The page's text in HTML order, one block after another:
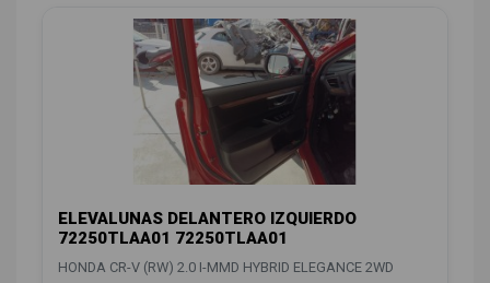
ELEVALUNAS DELANTERO IZQUIERDO
72250TLAA01 72250TLAA01
HONDA CR-V (RW) 2.0 I-MMD HYBRID ELEGANCE 2WD